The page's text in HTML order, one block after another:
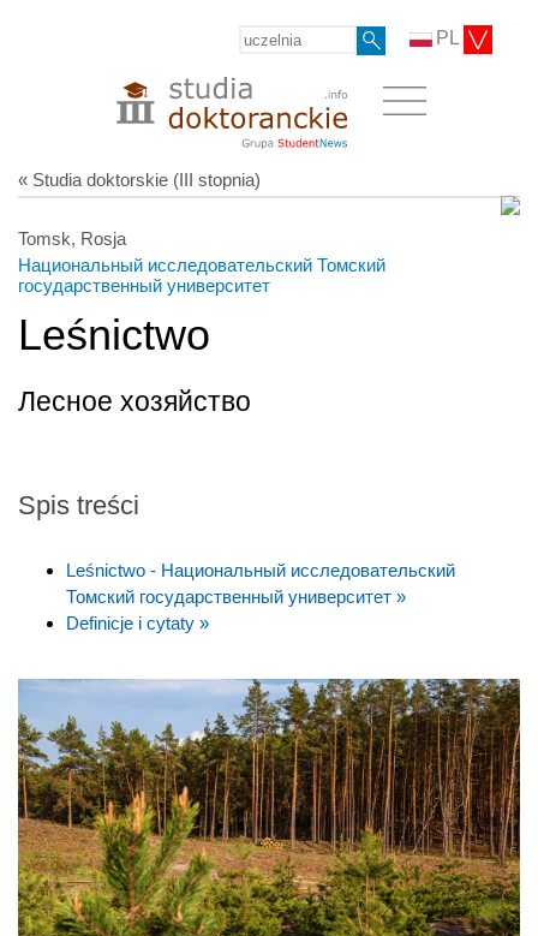
PL
« Studia doktorskie (III stopnia)
Tomsk, Rosja
Национальный исследовательский Томский
государственный университет
Leśnictwo
Лесное хозяйство
Spis treści
Leśnictwo - Национальный исследовательский
Томский государственный университет »
Definicje i cytaty »